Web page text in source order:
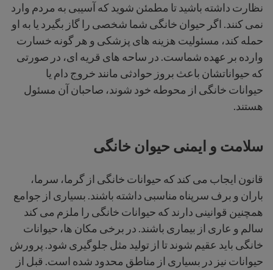
نظارت داشته باشید تا مطمئن شوید که آسیبی به مردم وارد
نمی کنند. اگر حیوان خانگی شما شخصی را گاز بگیرد یا به او
حمله کند، مسئولیت هزینه های پزشکی و هر گونه خسارت
وارده بر عهده شماست. در ساحه های قریه ای، در صورتی
که حیواناتشان باعث بروز حوادثی مانند خروج دام یا
حیوانات خانگی از محوطه خود شوند، صاحبان آن مسئول
هستند.
سلامت و ایمنی حیوان خانگی
قانون ایجاب می کند که حیوانات خانگی از گرما، سرما،
باران و برف سرپناه مناسبی داشته باشند. بسیاری از جوامع
همچنین قوانینی دارند که حیوانات خانگی را ملزم می کند
سالم و عاری از بیماری باشند. در برخی مکان ها، حیوانات
خانگی باید عقیم شوند تا از تولید مثل جلوگیری شود. پرورش
حیوانات نیز در بسیاری از مناطق محدود شده است. قبل از